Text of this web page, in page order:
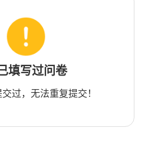
填写过问卷
过，无法重复提交！